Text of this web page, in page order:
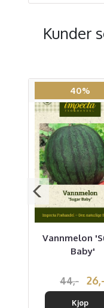
Kunder
40%
Vannmelon
Baby'
44,- 26,-
Kjøp